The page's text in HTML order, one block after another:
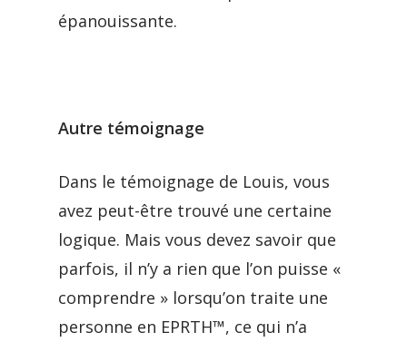
épanouissante.
Autre témoignage
Dans le témoignage de Louis, vous
avez peut-être trouvé une certaine
logique. Mais vous devez savoir que
parfois, il n’y a rien que l’on puisse «
comprendre » lorsqu’on traite une
personne en EPRTH™, ce qui n’a